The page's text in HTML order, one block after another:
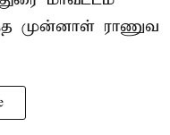
முன்னாள் ராணுவ